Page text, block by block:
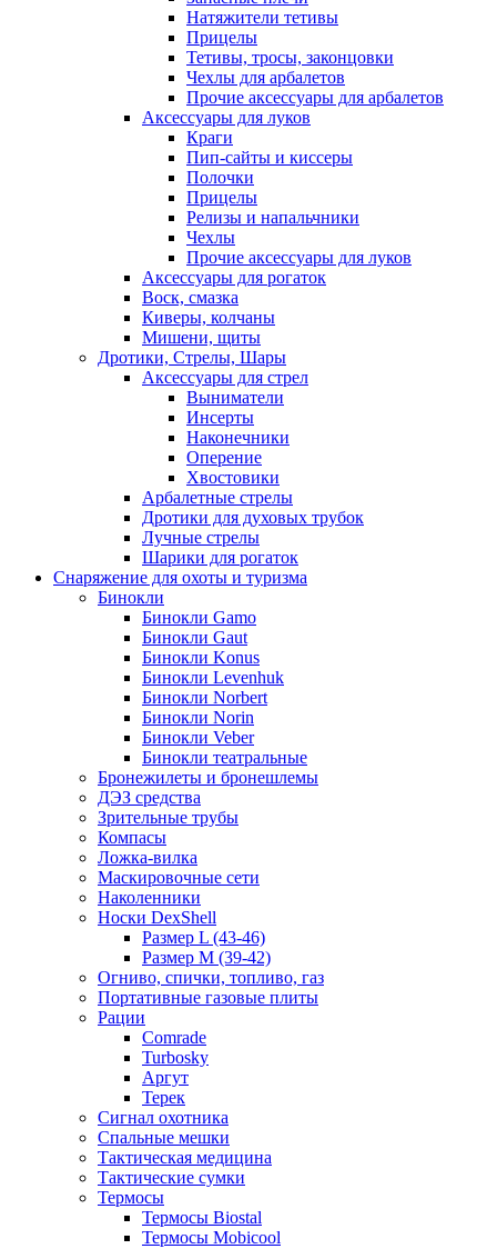
Натяжители тетивы
Прицелы
Тетивы, тросы, законцовки
Чехлы для арбалетов
Прочие аксессуары для арбалетов
Аксессуары для луков
Краги
Пип-сайты и киссеры
Полочки
Прицелы
Релизы и напальчники
Чехлы
Прочие аксессуары для луков
Аксессуары для рогаток
Воск, смазка
Киверы, колчаны
Мишени, щиты
Дротики, Стрелы, Шары
Аксессуары для стрел
Выниматели
Инсерты
Наконечники
Оперение
Хвостовики
Арбалетные стрелы
Дротики для духовых трубок
Лучные стрелы
Шарики для рогаток
Снаряжение для охоты и туризма
Бинокли
Бинокли Gamo
Бинокли Gaut
Бинокли Konus
Бинокли Levenhuk
Бинокли Norbert
Бинокли Norin
Бинокли Veber
Бинокли театральные
Бронежилеты и бронешлемы
ДЭЗ средства
Зрительные трубы
Компасы
Ложка-вилка
Маскировочные сети
Наколенники
Носки DexShell
Размер L (43-46)
Размер M (39-42)
Огниво, спички, топливо, газ
Портативные газовые плиты
Рации
Comrade
Turbosky
Аргут
Терек
Сигнал охотника
Спальные мешки
Тактическая медицина
Тактические сумки
Термосы
Термосы Biostal
Термосы Mobicool